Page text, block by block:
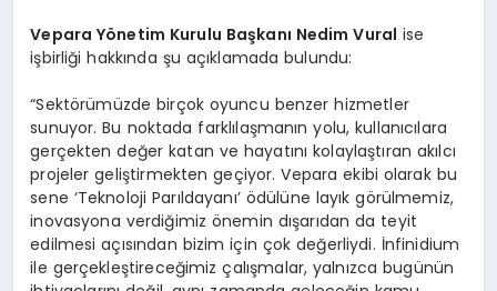
Vepara Yönetim Kurulu Başkanı Nedim Vural ise
işbirliği hakkında şu açıklamada bulundu:
“Sektörümüzde birçok oyuncu benzer hizmetler
sunuyor. Bu noktada farklılaşmanın yolu, kullanıcılara
gerçekten değer katan ve hayatını kolaylaştıran akılcı
projeler geliştirmekten geçiyor. Vepara ekibi olarak bu
sene ‘Teknoloji Parıldayanı’ ödülüne layık görülmemiz,
inovasyona verdiğimiz önemin dışarıdan da teyit
edilmesi açısından bizim için çok değerliydi. İnfinidium
ile gerçekleştireceğimiz çalışmalar, yalnızca bugünün